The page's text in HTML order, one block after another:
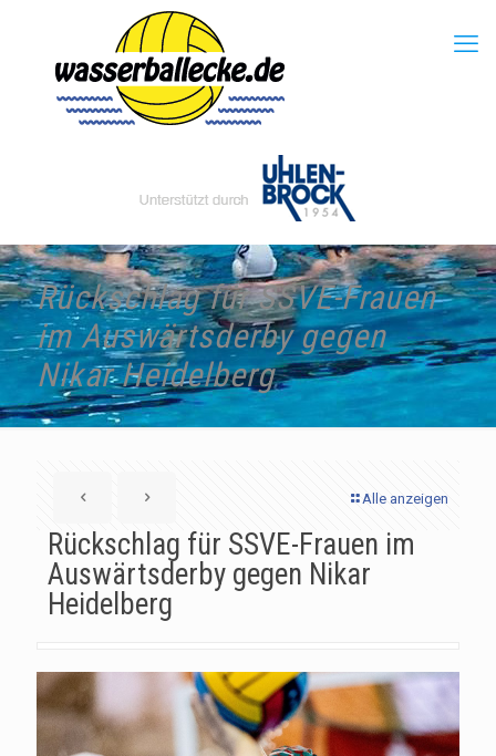
Rückschlag für SSVE-Frauen
im Auswärtsderby gegen
Nikar Heidelberg
Alle anzeigen
Rückschlag für SSVE-Frauen im
Auswärtsderby gegen Nikar
Heidelberg